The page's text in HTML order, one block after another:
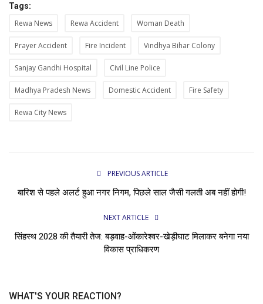
Tags:
Rewa News Rewa Accident Woman Death
Prayer Accident Fire Incident Vindhya Bihar Colony
Sanjay Gandhi Hospital Civil Line Police
Madhya Pradesh News Domestic Accident Fire Safety
Rewa City News
PREVIOUS ARTICLE
बारिश से पहले अलर्ट हुआ नगर निगम, पिछले साल जैसी गलती अब नहीं होगी!
NEXT ARTICLE
सिंहस्थ 2028 की तैयारी तेज: बड़वाह-ओंकारेश्वर-खेड़ीघाट मिलाकर बनेगा नया
विकास प्राधिकरण
WHAT'S YOUR REACTION?